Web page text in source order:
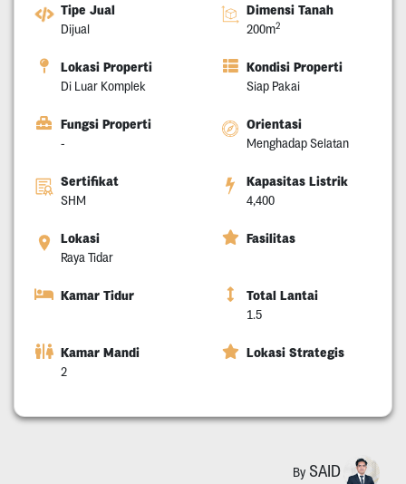
Tipe Jual
Dijual
Dimensi Tanah
200m2
Lokasi Properti
Di Luar Komplek
Kondisi Properti
Siap Pakai
Fungsi Properti
-
Orientasi
Menghadap Selatan
Sertifikat
SHM
Kapasitas Listrik
4,400
Lokasi
Raya Tidar
Fasilitas
Kamar Tidur Total Lantai
1.5
Kamar Mandi
2
Lokasi Strategis
By SAID